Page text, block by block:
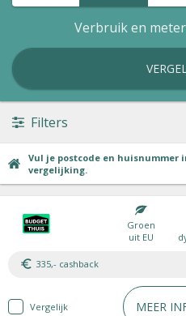
Verbruik en
Filters
Vul je postcode en
vergelijking.
Groen
uit EU
335,- cashback
Vergelijk MEER